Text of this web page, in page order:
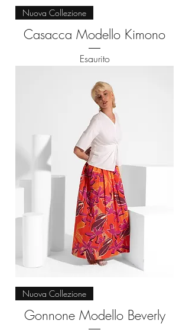
Nuova Collezione
Casacca Modello Kimono
Esaurito
Nuova Collezione
Gonnone Modello Beverly